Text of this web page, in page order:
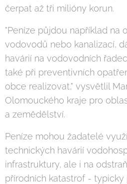
čerpat až tři milióny korun.
"Peníze půjdou například na
vodovodů nebo kanalizací,
havárií na vodovodních
také při preventivních
obce realizovat," vysvětlil
Olomouckého kraje pro
a zemědělství.
Peníze mohou žadatelé
technických havárií
infrastruktury, ale i na
přírodních katastrof - typicky